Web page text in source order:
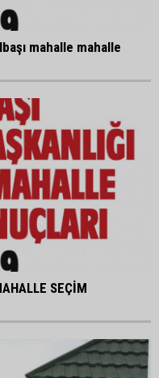
mahalle mahalle
SEÇİM